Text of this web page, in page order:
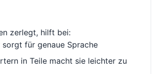
zerlegt, hilft bei:
für genaue Sprache
in Teile macht sie leichter zu